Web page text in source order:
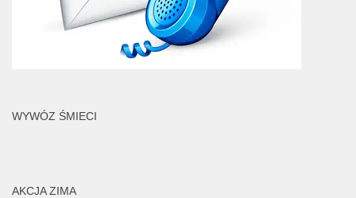
WYWÓZ ŚMIECI
AKCJA ZIMA